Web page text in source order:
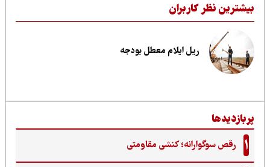
نظر کاربران
ریل ایلام معطل بودجه
رقص سوگوارانه؛ کنشی مقاومتی